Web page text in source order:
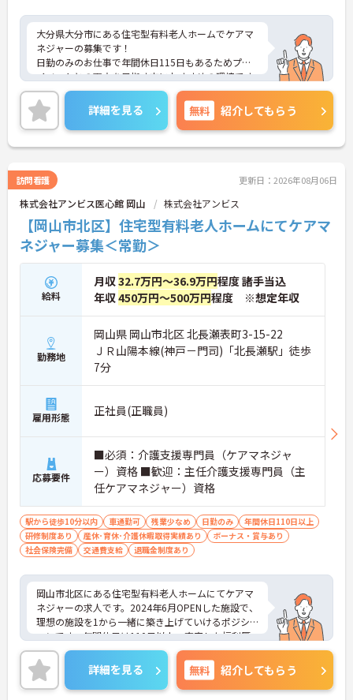
大分県大分市にある住宅型有料老人ホームでケアマ
ネジャーの募集です！
日勤のみのお仕事で年間休日115日もあるためプラ
イベートとの両立を目指す方におすすめの環境です
◎丁寧な研修とフォロー体制で、経験に関わらず安
心してスタートできます。現場経験のない方でもチ
ャレンジできる職場です♪
こちらの求人にご興味がございましたら面接のポイ
ントもお伝えしますので是非ご応募お待ちしており
詳細を見る 無料 紹介してもらう
訪問看護 更新日：2026年08月06日
株式会社アンビス医心館 岡山 株式会社アンビス
【岡山市北区】住宅型有料老人ホームにてケアマ
ネジャー募集＜常勤＞
給料
月収32.7万円～36.9万円程度 諸手当込
年収450万円～500万円程度 ※想定年収
勤務地
岡山県 岡山市北区 北長瀬表町3-15-22
ＪＲ山陽本線(神戸－門司)「北長瀬駅」徒歩
7分
雇用形態 正社員(正職員)
応募要件
■必須：介護支援専門員（ケアマネジャ
ー）資格 ■歓迎：主任介護支援専門員（主
任ケアマネジャー）資格
駅から徒歩10分以内 車通勤可 残業少なめ 日勤のみ
年間休日110日以上
研修制度あり
産休･育休･介護休暇取得実績あり
ボーナス・賞与あり
社会保険完備
交通費支給 退職金制度あり
岡山市北区にある住宅型有料老人ホームにてケアマ
ネジャーの求人です。2024年6月OPENした施設で、
理想の施設を1から一緒に築き上げていけるポジシ
ョンです。年間休日は110日以上、充実した福利厚
生も魅力です。
ご興味のある方には、面接対策ポイントなど、さら
に詳細をお話しいたしますのでお気軽にご相談くだ
さい！
詳細を見る 無料 紹介してもらう